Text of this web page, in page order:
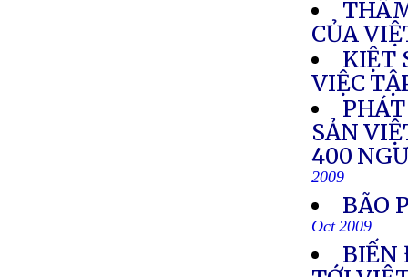
CỦA
KIỆT
VIỆC
SẢN
400
2009
BÃO
Oct 2009
BIẾN